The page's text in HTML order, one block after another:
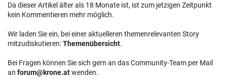
Da dieser Artikel älter als 18 Monate ist, ist zum jetzigen Zeitpunkt
kein Kommentieren mehr möglich.
Wir laden Sie ein, bei einer aktuelleren themenrelevanten Story
mitzudiskutieren:Themenübersicht.
Bei Fragen können Sie sich gern an das Community-Team per Mail
an forum@krone.atwenden.